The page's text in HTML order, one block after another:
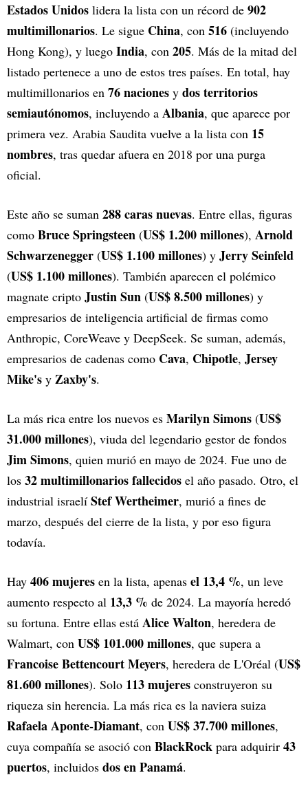
Estados Unidos lidera la lista con un récord de 902
multimillonarios. Le sigue China, con 516 (incluyendo
Hong Kong), y luego India, con 205. Más de la mitad del
listado pertenece a uno de estos tres países. En total, hay
multimillonarios en 76 naciones y dos territorios
semiautónomos, incluyendo a Albania, que aparece por
primera vez. Arabia Saudita vuelve a la lista con 15
nombres, tras quedar afuera en 2018 por una purga
oficial.
Este año se suman 288 caras nuevas. Entre ellas, figuras
como Bruce Springsteen (US$ 1.200 millones), Arnold
Schwarzenegger (US$ 1.100 millones) y Jerry Seinfeld
(US$ 1.100 millones). También aparecen el polémico
magnate cripto Justin Sun (US$ 8.500 millones) y
empresarios de inteligencia artificial de firmas como
Anthropic, CoreWeave y DeepSeek. Se suman, además,
empresarios de cadenas como Cava, Chipotle, Jersey
Mike's y Zaxby's.
La más rica entre los nuevos es Marilyn Simons (US$
31.000 millones), viuda del legendario gestor de fondos
Jim Simons, quien murió en mayo de 2024. Fue uno de
los 32 multimillonarios fallecidos el año pasado. Otro, el
industrial israelí Stef Wertheimer, murió a fines de
marzo, después del cierre de la lista, y por eso figura
todavía.
Hay 406 mujeres en la lista, apenas el 13,4 %, un leve
aumento respecto al 13,3 % de 2024. La mayoría heredó
su fortuna. Entre ellas está Alice Walton, heredera de
Walmart, con US$ 101.000 millones, que supera a
Francoise Bettencourt Meyers, heredera de L'Oréal (US$
81.600 millones). Solo 113 mujeres construyeron su
riqueza sin herencia. La más rica es la naviera suiza
Rafaela Aponte-Diamant, con US$ 37.700 millones,
cuya compañía se asoció con BlackRock para adquirir 43
puertos, incluidos dos en Panamá.